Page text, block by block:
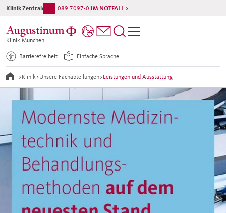
Klinik München
Klinik Zentrale 089 7097-0|IM NOTFALL >
> Klinik > Unsere Fachabteilungen> Leistungen und Ausstattung
Barrierefreiheit Einfache Sprache